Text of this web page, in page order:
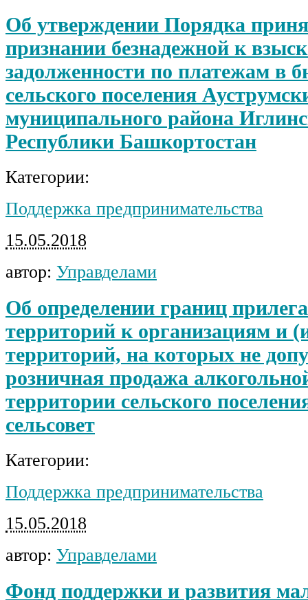
Об утверждении Порядка
признании безнадежной к
задолженности по платежам в
сельского поселения
муниципального района
Республики Башкортостан
Категории:
Поддержка предпринимательства
15.05.2018
автор: Управделами
Об определении границ
территорий к организациям и
территорий, на которых не
розничная продажа
территории сельского
сельсовет
Категории:
Поддержка предпринимательства
15.05.2018
автор: Управделами
Фонд поддержки и развития